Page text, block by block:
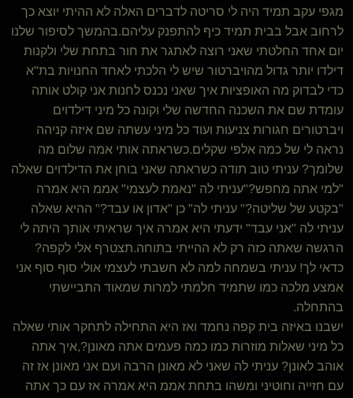
מגפי עקב תמיד היה לי סריטה לדברים האלה לא ההיתי יוצא כך
לרחוב אבל בבית תמיד כיף להתפנק עליהם.בהמשך לסיפור שלנו
יום אחד החלטתי שאני רוצה לאתגר את חור בתחת שלי ולקנות
דילדו יותר גדול מהויברטור שיש לי הלכתי לאחד החנויות בת"א
כדי לבדוק מה האופציות איך שאני נכנס לחנות אני קולט אותה
עומדת שם את השכנה החדשה שלי וקונה כל מיני דילדוים
ויברטורים חגורות צניעות ועוד כל מיני עשתה שם איזה קניהה
נראה לי של כמה אלפי שקלים.כשראתה אותי אמה שלום מה
שלומך? עניתי טוב תודה כשראתה שאני בוחן את הדילדוים שאלה
"למי אתה מחפש?"עניתי לה "נאמת לעצמי" אממ היא אמרה
"בקטע של שליטה?" עניתי לה" כן "אדון או עבד?" ההיא שאלה
עניתי לה "אני עבד" ידעתי היא אמרה איך שראיתי אותך היתה לי
הרגשה שאתה כזה רק לא ההייתי בתוחה.תצטרף אלי לקפה?
כדאי לך! עניתי בשמחה למה לא חשבתי לעצמי אולי סוף סוף אני
אמצע מלכה כמו שתמיד חלמתי למרות שמאוד התביישתי
בהתחלה.
ישבנו באיזה בית קפה נחמד ואז היא התחילה לתחקר אותי שאלה
כל מיני שאלות מוזרות כמו כמה פעמים אתה מאונן?,איך אתה
אוהב לאונן? עניתי לה שאני לא מאונן הרבה ועם אני מאונן אז זה
עם חזייה וחוטיני ומשהו בתחת אממ היא אמרה אז עם כך אתה